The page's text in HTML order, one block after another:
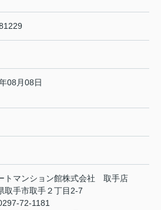
08月08日
トマンション館株式会社 取手店
取手市取手２丁目2-7
72-1181